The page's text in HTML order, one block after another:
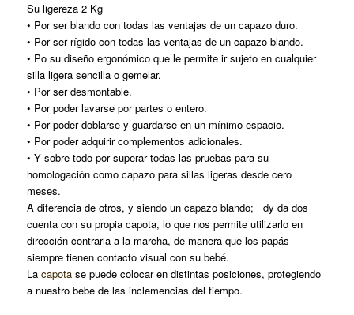
Su ligereza 2 Kg
• Por ser blando con todas las ventajas de un capazo duro.
• Por ser rígido con todas las ventajas de un capazo blando.
• Po su diseño ergonómico que le permite ir sujeto en cualquier
silla ligera sencilla o gemelar.
• Por ser desmontable.
• Por poder lavarse por partes o entero.
• Por poder doblarse y guardarse en un mínimo espacio.
• Por poder adquirir complementos adicionales.
• Y sobre todo por superar todas las pruebas para su
homologación como capazo para sillas ligeras desde cero
meses.
A diferencia de otros, y siendo un capazo blando; dy da dos
cuenta con su propia capota, lo que nos permite utilizarlo en
dirección contraria a la marcha, de manera que los papás
siempre tienen contacto visual con su bebé.
Lacapota se puede colocar en distintas posiciones, protegiendo
a nuestro bebe de las inclemencias del tiempo.